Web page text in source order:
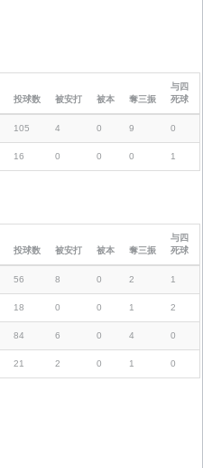
投球数 被安打 被本 奪三振
与四
死球
105 4 0 9 0
16 0 0 0 1
投球数 被安打 被本 奪三振
与四
死球
56 8 0 2 1
18 0 0 1 2
84 6 0 4 0
21 2 0 1 0